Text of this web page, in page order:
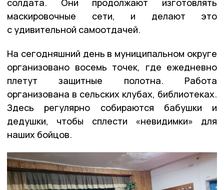
солдата. Они продолжают изготовлять
маскировочные сети, и делают это
с удивительной самоотдачей.
На сегодняшний день в муниципальном округе
организовано восемь точек, где ежедневно
плетут защитные полотна. Работа
организована в сельских клубах, библиотеках.
Здесь регулярно собираются бабушки и
дедушки, чтобы сплести «невидимки» для
наших бойцов.